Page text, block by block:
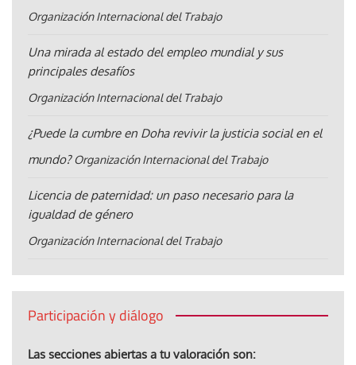
Organización Internacional del Trabajo
Una mirada al estado del empleo mundial y sus
principales desafíos
Organización Internacional del Trabajo
¿Puede la cumbre en Doha revivir la justicia social en el
mundo? Organización Internacional del Trabajo
Licencia de paternidad: un paso necesario para la
igualdad de género
Organización Internacional del Trabajo
Participación y diálogo
Las secciones abiertas a tu valoración son: